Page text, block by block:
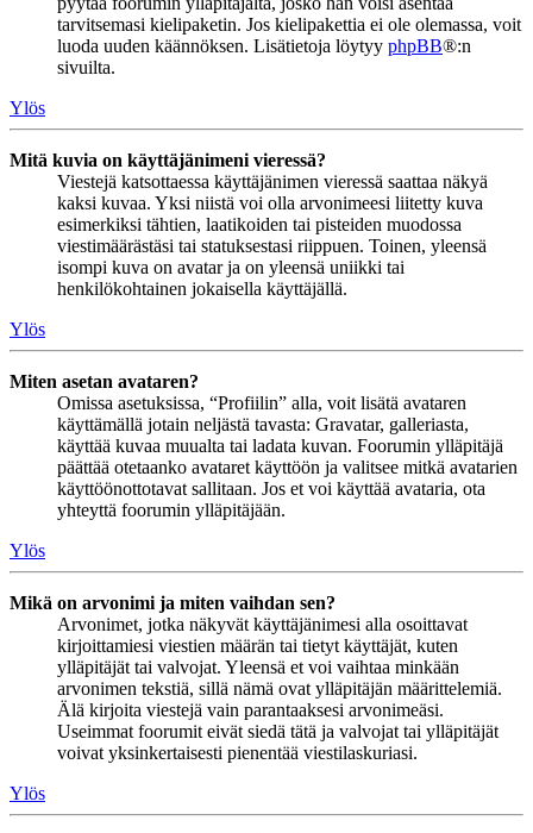
tarvitsemasi kielipaketin. Jos kielipakettia ei ole olemassa, voit
luoda uuden käännöksen. Lisätietoja löytyy phpBB®:n
sivuilta.
Ylös
Mitä kuvia on käyttäjänimeni vieressä?
Viestejä katsottaessa käyttäjänimen vieressä saattaa näkyä
kaksi kuvaa. Yksi niistä voi olla arvonimeesi liitetty kuva
esimerkiksi tähtien, laatikoiden tai pisteiden muodossa
viestimäärästäsi tai statuksestasi riippuen. Toinen, yleensä
isompi kuva on avatar ja on yleensä uniikki tai
henkilökohtainen jokaisella käyttäjällä.
Ylös
Miten asetan avataren?
Omissa asetuksissa, “Profiilin” alla, voit lisätä avataren
käyttämällä jotain neljästä tavasta: Gravatar, galleriasta,
käyttää kuvaa muualta tai ladata kuvan. Foorumin ylläpitäjä
päättää otetaanko avataret käyttöön ja valitsee mitkä avatarien
käyttöönottotavat sallitaan. Jos et voi käyttää avataria, ota
yhteyttä foorumin ylläpitäjään.
Ylös
Mikä on arvonimi ja miten vaihdan sen?
Arvonimet, jotka näkyvät käyttäjänimesi alla osoittavat
kirjoittamiesi viestien määrän tai tietyt käyttäjät, kuten
ylläpitäjät tai valvojat. Yleensä et voi vaihtaa minkään
arvonimen tekstiä, sillä nämä ovat ylläpitäjän määrittelemiä.
Älä kirjoita viestejä vain parantaaksesi arvonimeäsi.
Useimmat foorumit eivät siedä tätä ja valvojat tai ylläpitäjät
voivat yksinkertaisesti pienentää viestilaskuriasi.
Ylös